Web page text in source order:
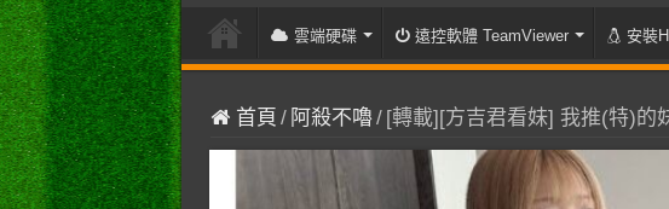
雲端硬碟 遠控軟體 TeamViewer 安裝
首頁 / 阿殺不嚕/ [轉載][方吉君看妹] 我推(特)的